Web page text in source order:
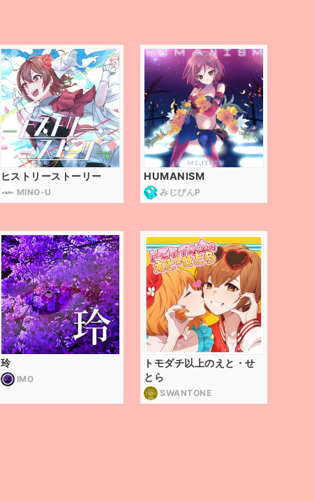
ヒストリーストーリー
MINO-U
HUMANISM
みじぴんP
玲
IMO
トモダチ以上のえと・せ
とら
SWANTONE